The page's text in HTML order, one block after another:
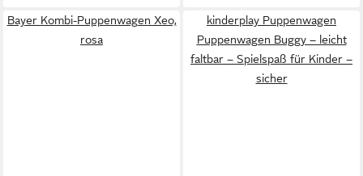
Bayer Kombi-Puppenwagen Xeo,
rosa
kinderplay Puppenwagen
Puppenwagen Buggy – leicht
faltbar – Spielspaß für Kinder –
sicher